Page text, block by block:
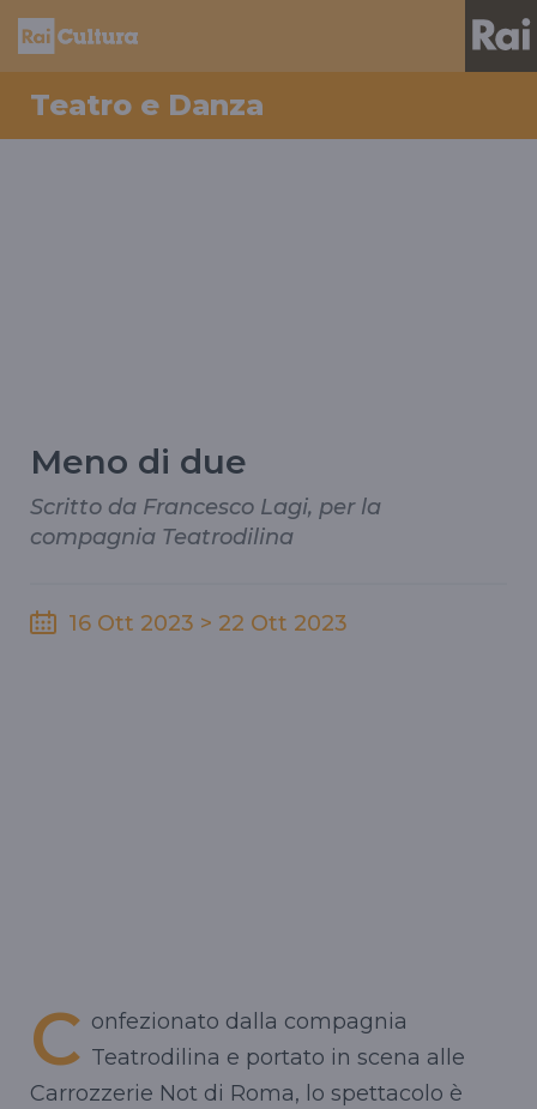
Teatro e Danza
Meno di due
Scritto da Francesco Lagi, per la
compagnia Teatrodilina
16 Ott 2023 > 22 Ott 2023
C onfezionato dalla compagnia
Teatrodilina e portato in scena alle
Carrozzerie Not di Roma, lo spettacolo è